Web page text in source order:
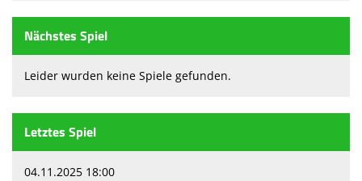
Tischtennis
Handball
Nächstes Spiel
Leider wurden keine Spiele gefunden.
Letztes Spiel
04.11.2025 18:00